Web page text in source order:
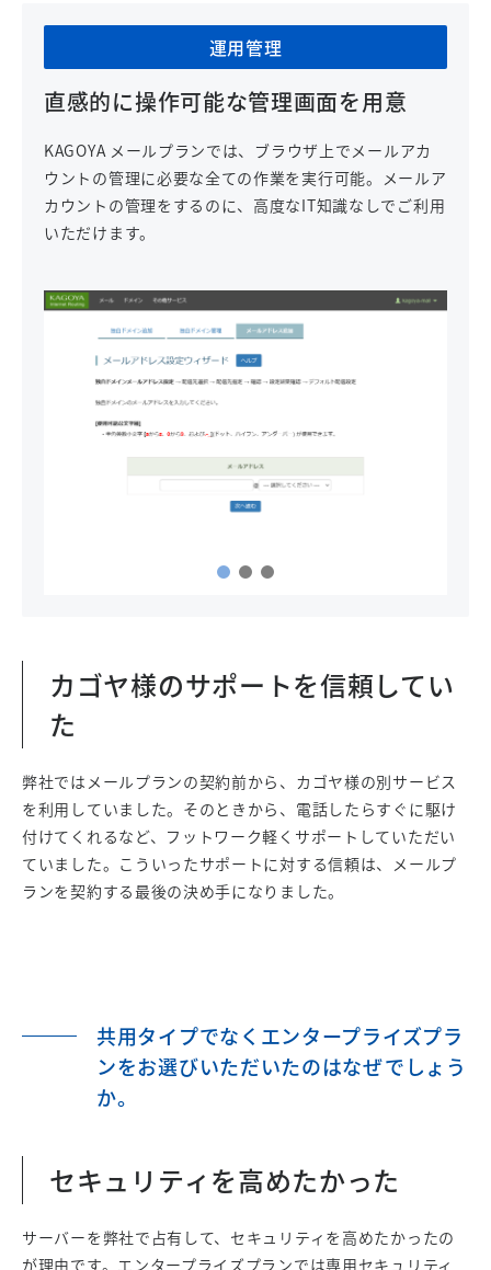
運用管理
直感的に操作可能な管理画面を用意
KAGOYA メールプランでは、ブラウザ上でメールアカ
ウントの管理に必要な全ての作業を実行可能。メールア
カウントの管理をするのに、高度なIT知識なしでご利用
いただけます。
カゴヤ様のサポートを信頼してい
た
弊社ではメールプランの契約前から、カゴヤ様の別サービス
を利用していました。そのときから、電話したらすぐに駆け
付けてくれるなど、フットワーク軽くサポートしていただい
ていました。こういったサポートに対する信頼は、メールプ
ランを契約する最後の決め手になりました。
共用タイプでなくエンタープライズプラ
ンをお選びいただいたのはなぜでしょう
か。
セキュリティを高めたかった
サーバーを弊社で占有して、セキュリティを高めたかったの
が理由です。エンタープライズプランでは専用セキュリティ